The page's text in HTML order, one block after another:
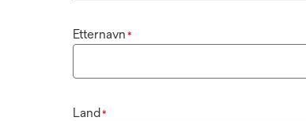
Etternavn *
Land*